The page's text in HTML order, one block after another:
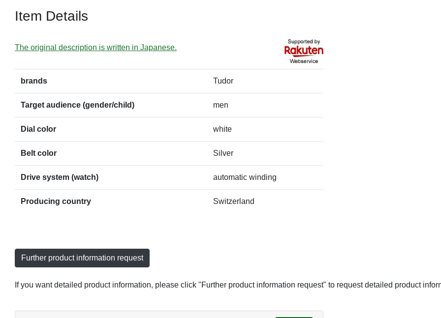
Item Details
The original description is written in Japanese.
brands Tudor
Target audience (gender/child) men
Dial color white
Belt color Silver
Drive system (watch) automatic winding
Producing country Switzerland
Further product information request
If you want detailed product information, please click "Further product information request" to request detailed product